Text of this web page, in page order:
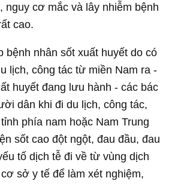
nguy cơ mắc và lây nhiễm bệnh
cao.
bệnh nhân sốt xuất huyết do có
lịch, công tác từ miền Nam ra -
huyết đang lưu hành - các bác
dân khi đi du lịch, công tác,
phía nam hoặc Nam Trung
sốt cao đột ngột, đau đầu, đau
tố dịch tễ đi về từ vùng dịch
sở y tế để làm xét nghiệm,